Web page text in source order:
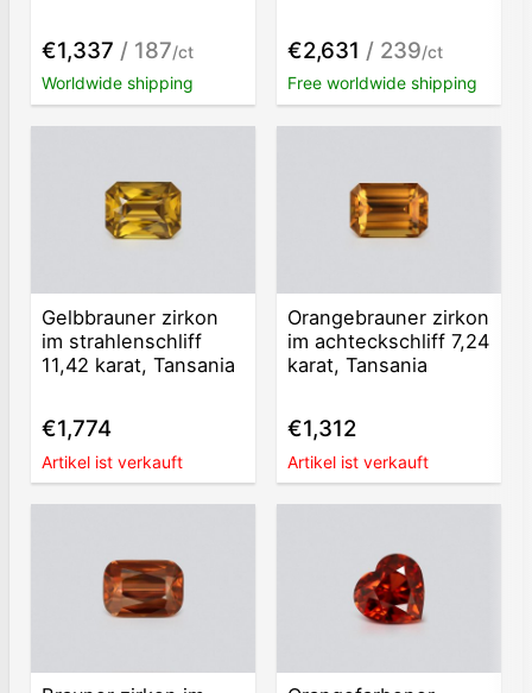
€1,337 / 187/ct
Worldwide shipping
€2,631 / 239/ct
Free worldwide shipping
Gelbbrauner zirkon
im strahlenschliff
11,42 karat, Tansania
€1,774
Artikel ist verkauft
Orangebrauner zirkon
im achteckschliff 7,24
karat, Tansania
€1,312
Artikel ist verkauft